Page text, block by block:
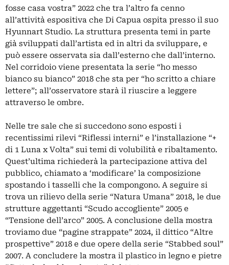
fosse casa vostra” 2022 che tra l’altro fa cenno
all’attività espositiva che Di Capua ospita presso il suo
Hyunnart Studio. La struttura presenta temi in parte
già sviluppati dall’artista ed in altri da sviluppare, e
può essere osservata sia dall’esterno che dall’interno.
Nel corridoio viene presentata la serie “ho messo
bianco su bianco” 2018 che sta per “ho scritto a chiare
lettere”; all’osservatore starà il riuscire a leggere
attraverso le ombre.
Nelle tre sale che si succedono sono esposti i
recentissimi rilevi “Riflessi interni” e l’installazione “+
di 1 Luna x Volta” sui temi di volubilità e ribaltamento.
Quest’ultima richiederà la partecipazione attiva del
pubblico, chiamato a ‘modificare’ la composizione
spostando i tasselli che la compongono. A seguire si
trova un rilievo della serie “Natura Umana” 2018, le due
strutture aggettanti “Scudo accogliente” 2005 e
“Tensione dell’arco” 2005. A conclusione della mostra
troviamo due “pagine strappate” 2024, il dittico “Altre
prospettive” 2018 e due opere della serie “Stabbed soul”
2007. A concludere la mostra il plastico in legno e pietre